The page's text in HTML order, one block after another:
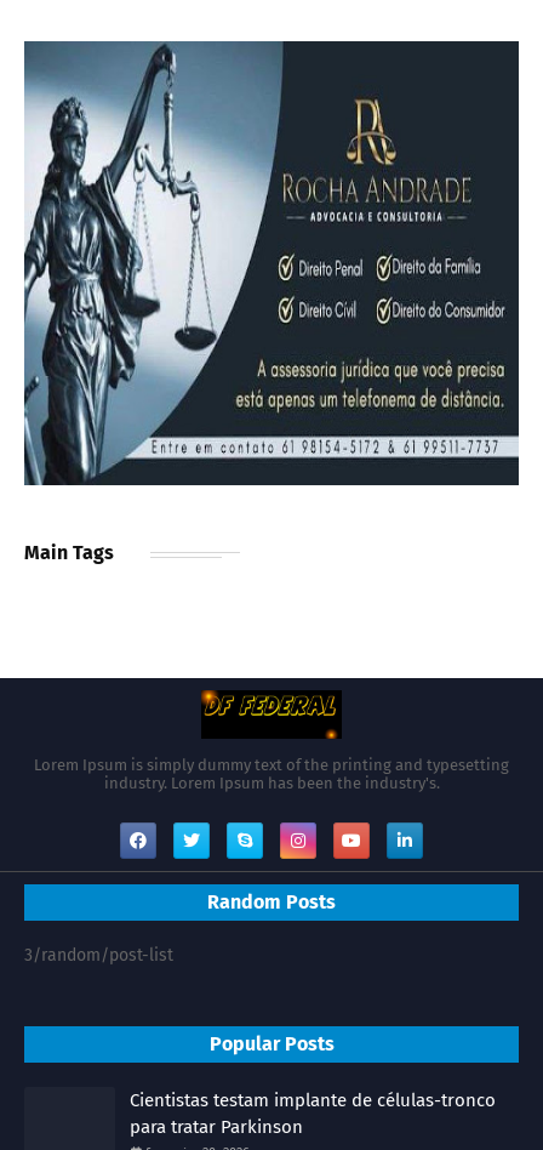
Main Tags
Lorem Ipsum is simply dummy text of the printing and typesetting
industry. Lorem Ipsum has been the industry's.
Random Posts
3/random/post-list
Popular Posts
Cientistas testam implante de células-tronco
para tratar Parkinson